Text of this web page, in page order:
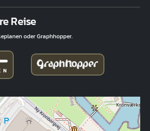
Reise
oder Graphhopper.